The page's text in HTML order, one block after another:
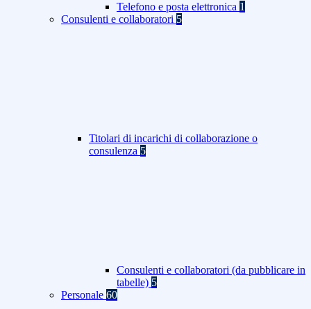
Telefono e posta elettronica 1
Consulenti e collaboratori 5
Titolari di incarichi di collaborazione o
consulenza 5
Consulenti e collaboratori (da pubblicare in
tabelle) 5
Personale 60